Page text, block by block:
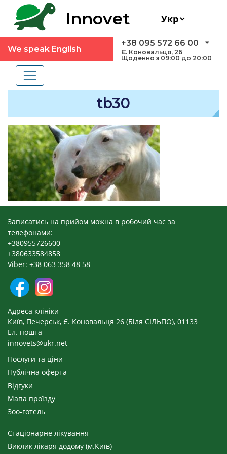
Innovet
We speak English
+38 095 572 66 00
Є. Коновальця, 26
Щоденно з 09:00 до 20:00
tb30
Записатись на прийом можна в робочий час за
телефонами:
+380955726600
+380633584858
Viber: +38 063 358 48 58
Адреса клініки
Київ, Печерськ, Є. Коновальця 26 (Біля СІЛЬПО), 01133
Ел. пошта
innovets@ukr.net
Послуги та ціни
Публічна оферта
Відгуки
Мапа проїзду
Зоо-готель
Стаціонарне лікування
Виклик лікаря додому (м.Київ)